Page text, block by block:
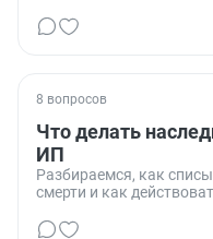
8 вопросов
Что делать
ИП
Разбираемся, как
смерти и как